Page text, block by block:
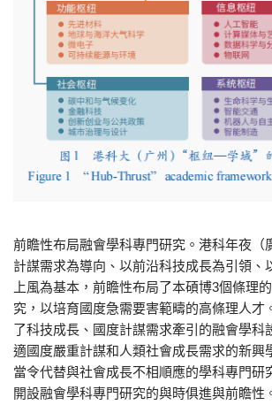
前瞻性布局融會學科專門研究。港科年夜（
計謀需求為導向、以前沿科技成長為引領、
上風為基本，前瞻性布局了本碩博3個條理
究，以培育國度急需要害範疇的高條理人才
了科技成長、國度計謀需求牽引的融會學科
適國度嚴重計謀和人類社會成長需求的新興
當令代替與社會成長不相順應的學科專門研
開設融會學科專門研究的與時俱進與前瞻性